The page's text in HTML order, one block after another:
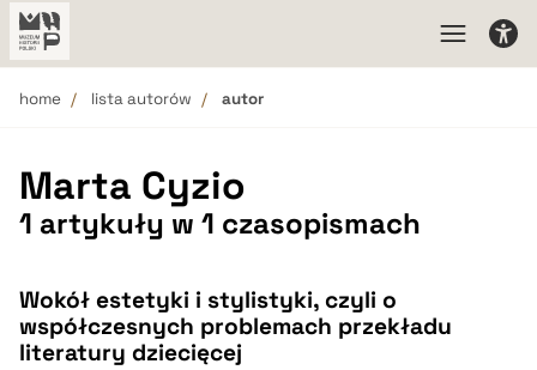
home lista autorów autor
Marta Cyzio
1 artykuły w 1 czasopismach
Wokół estetyki i stylistyki, czyli o
współczesnych problemach przekładu
literatury dziecięcej